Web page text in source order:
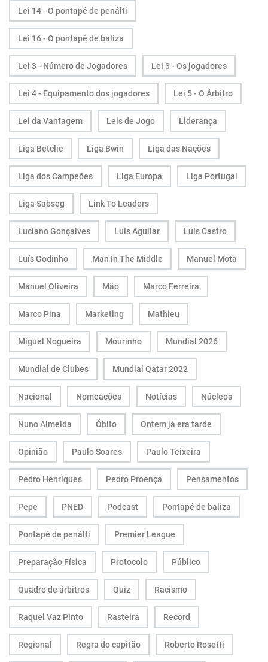
Lei 14 - O pontapé de penálti
Lei 16 - O pontapé de baliza
Lei 3 - Número de Jogadores Lei 3 - Os jogadores
Lei 4 - Equipamento dos jogadores Lei 5 - O Árbitro
Lei da Vantagem Leis de Jogo Liderança
Liga Betclic Liga Bwin Liga das Nações
Liga dos Campeões Liga Europa Liga Portugal
Liga Sabseg Link To Leaders
Luciano Gonçalves Luís Aguilar Luís Castro
Luís Godinho Man In The Middle Manuel Mota
Manuel Oliveira Mão Marco Ferreira
Marco Pina Marketing Mathieu
Miguel Nogueira Mourinho Mundial 2026
Mundial de Clubes Mundial Qatar 2022
Nacional Nomeações Notícias Núcleos
Nuno Almeida Óbito Ontem já era tarde
Opinião Paulo Soares Paulo Teixeira
Pedro Henriques Pedro Proença Pensamentos
Pepe PNED Podcast Pontapé de baliza
Pontapé de penálti Premier League
Preparação Física Protocolo Público
Quadro de árbitros Quiz Racismo
Raquel Vaz Pinto Rasteira Record
Regional Regra do capitão Roberto Rosetti